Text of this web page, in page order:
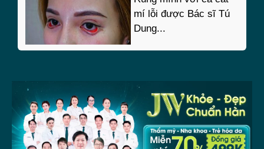
mí lỗi được Bác sĩ Tú
Dung...